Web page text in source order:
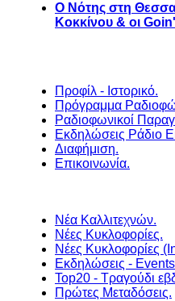
Ο Νότης στη
Κοκκίνου & οι
Προφίλ - Ιστορικό.
Πρόγραμμα
Ραδιοφωνικοί
Εκδηλώσεις Ράδιο
Διαφήμιση.
Επικοινωνία.
Νέα Καλλιτεχνών.
Νέες Κυκλοφορίες.
Νέες Κυκλοφορίες
Εκδηλώσεις -
Top20 - Τραγούδι
Πρώτες Μεταδόσεις.